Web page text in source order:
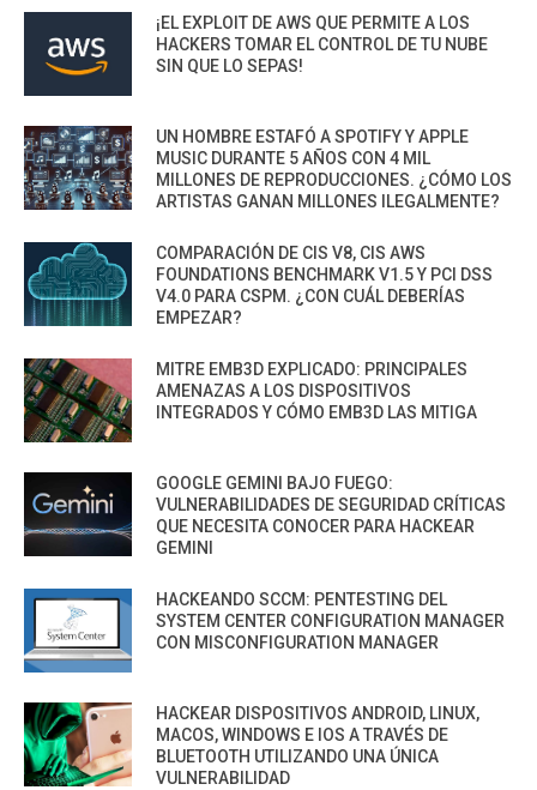
¡EL EXPLOIT DE AWS QUE PERMITE A LOS
HACKERS TOMAR EL CONTROL DE TU NUBE
SIN QUE LO SEPAS!
UN HOMBRE ESTAFÓ A SPOTIFY Y APPLE
MUSIC DURANTE 5 AÑOS CON 4 MIL
MILLONES DE REPRODUCCIONES. ¿CÓMO LOS
ARTISTAS GANAN MILLONES ILEGALMENTE?
COMPARACIÓN DE CIS V8, CIS AWS
FOUNDATIONS BENCHMARK V1.5 Y PCI DSS
V4.0 PARA CSPM. ¿CON CUÁL DEBERÍAS
EMPEZAR?
MITRE EMB3D EXPLICADO: PRINCIPALES
AMENAZAS A LOS DISPOSITIVOS
INTEGRADOS Y CÓMO EMB3D LAS MITIGA
GOOGLE GEMINI BAJO FUEGO:
VULNERABILIDADES DE SEGURIDAD CRÍTICAS
QUE NECESITA CONOCER PARA HACKEAR
GEMINI
HACKEANDO SCCM: PENTESTING DEL
SYSTEM CENTER CONFIGURATION MANAGER
CON MISCONFIGURATION MANAGER
HACKEAR DISPOSITIVOS ANDROID, LINUX,
MACOS, WINDOWS E IOS A TRAVÉS DE
BLUETOOTH UTILIZANDO UNA ÚNICA
VULNERABILIDAD